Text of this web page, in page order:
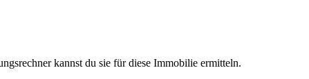
kannst du sie für diese Immobilie ermitteln.